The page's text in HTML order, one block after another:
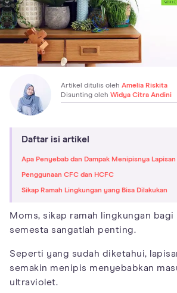
Artikel ditulis oleh Amelia Riskita
Disunting oleh Widya Citra Andini
Daftar isi artikel
Apa Penyebab dan Dampak Menipisnya
Penggunaan CFC dan HCFC
Sikap Ramah Lingkungan yang Bisa Dilakukan
Moms, sikap ramah lingkungan bagi
semesta sangatlah penting.
Seperti yang sudah diketahui,
semakin menipis menyebabkan
ultraviolet.